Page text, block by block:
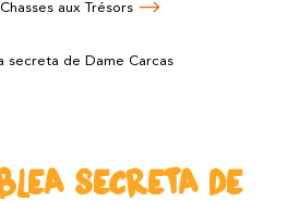
Chasses aux Trésors
secreta de Dame Carcas
SECRETA DE